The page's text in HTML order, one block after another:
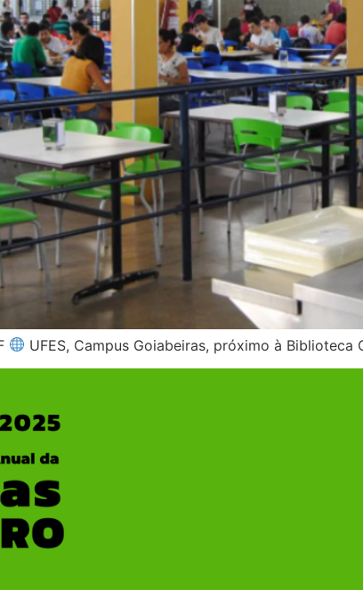
UFES, Campus Goiabeiras, próximo à Biblioteca